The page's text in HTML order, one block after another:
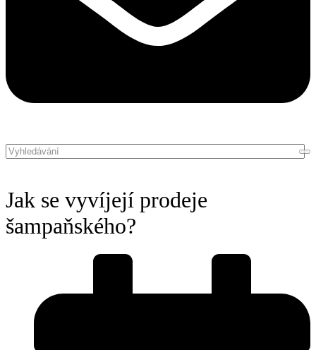
Jak se vyvíjejí prodeje
šampaňského?